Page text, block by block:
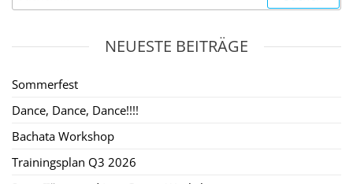
NEUESTE BEITRÄGE
Sommerfest
Dance, Dance, Dance!!!!
Bachata Workshop
Trainingsplan Q3 2026